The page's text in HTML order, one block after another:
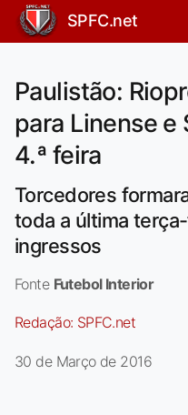
SPFC.net
Paulistão:
para Linense e
4.ª feira
Torcedores
toda a última
ingressos
Fonte Futebol Interior
Redação: SPFC.net
30 de Março de 2016